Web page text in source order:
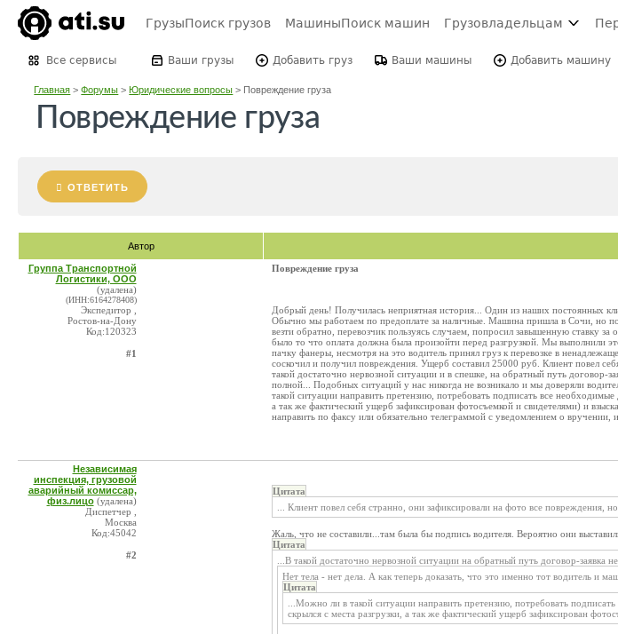
ГрузыПоиск грузов МашиныПоиск машин Грузовладельцам
Все сервисы Ваши грузы Добавить груз Ваши машины Добавить машину
Главная >Форумы >Юридические вопросы > Повреждение груза
Повреждение груза
ОТВЕТИТЬ
Автор
Группа Транспортной
Логистики, ООО
(удалена)
(ИНН:6164278408)
Экспедитор ,
Ростов-на-Дону
Код:120323
#1
Повреждение груза
Добрый день! Получилась неприятная история... Один из наших постоянных
Обычно мы работаем по предоплате за наличные. Машина пришла в Сочи, но
везти обратно, перевозчик пользуясь случаем, попросил завышенную ставку
было то что оплата должна была произойти перед разгрузкой. Мы выполнили
пачку фанеры, несмотря на это водитель принял груз к перевозке в
соскочил и получил повреждения. Ущерб составил 25000 руб. Клиент повел
такой достаточно нервозной ситуации и в спешке, на обратный путь договор-
полной... Подобных ситуаций у нас никогда не возникало и мы доверяли
такой ситуации направить претензию, потребовать подписать все
а так же фактический ущерб зафиксирован фотосъемкой и свидетелями) и
направить по факсу или обязательно телеграммой с уведомлением о вручении,
Независимая
инспекция, грузовой
аварийный комиссар,
физ.лицо (удалена)
Диспетчер ,
Москва
Код:45042
#2
Цитата
... Клиент повел себя странно, они зафиксировали на фото все повреждения,
Жаль, что не составили...там была бы подпись водителя. Вероятно они
Цитата
...В такой достаточно нервозной ситуации на обратный путь договор-заявка не
Нет тела - нет дела. А как теперь доказать, что это именно тот водитель и
Цитата
...Можно ли в такой ситуации направить претензию, потребовать
скрылся с места разгрузки, а так же фактический ущерб зафиксирован